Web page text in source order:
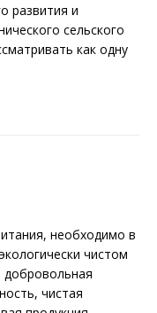
развития и
сельского
как одну
необходимо в
чистом
добровольная
чистая